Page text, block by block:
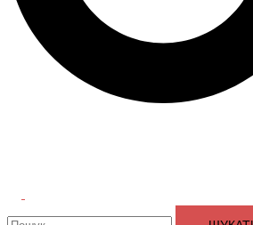
меню
Пошук: